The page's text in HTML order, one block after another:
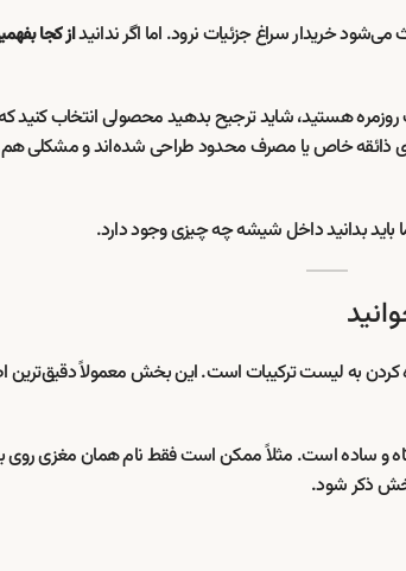
خریدار سراغ جزئیات نرود. اما اگر ندانیداز کجا
هستید، شاید ترجیح بدهید محصولی انتخاب کنید
ذائقه خاص یا مصرف محدود طراحی شده‌اند و مشکلی هم
بدانید داخل شیشه چه چیزی وجود دارد.
کردن به لیست ترکیبات است. این بخش معمولاً دقیق‌ترین
و ساده است. مثلاً ممکن است فقط نام همان مغزی روی
ذکر شود.